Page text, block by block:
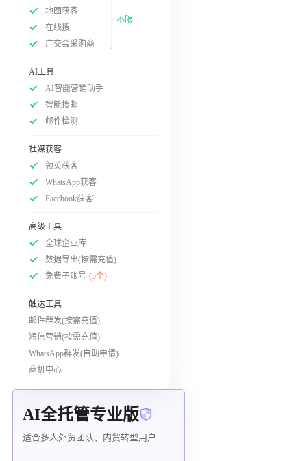
地图获客
在线搜
广交会采购商
不限
AI工具
AI智能营销助手
智能搜邮
邮件检测
社媒获客
领英获客
WhatsApp获客
Facebook获客
高级工具
全球企业库
数据导出(按需充值)
免费子账号 (5个)
触达工具
邮件群发(按需充值)
短信营销(按需充值)
WhatsApp群发(自助申请)
商机中心
AI全托管专业版
适合多人外贸团队、内贸转型用户